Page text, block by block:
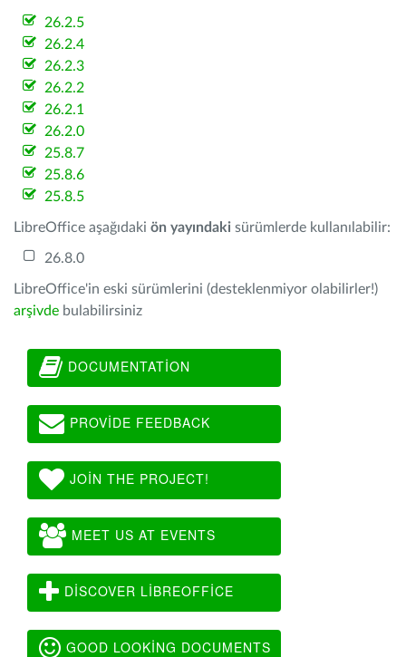
26.2.5
26.2.4
26.2.3
26.2.2
26.2.1
26.2.0
25.8.7
25.8.6
25.8.5
LibreOffice aşağıdaki ön yayındaki sürümlerde kullanılabilir:
26.8.0
LibreOffice'in eski sürümlerini (desteklenmiyor olabilirler!)
arşivde bulabilirsiniz
DOCUMENTATION
PROVIDE FEEDBACK
JOIN THE PROJECT!
MEET US AT EVENTS
DISCOVER LIBREOFFICE
GOOD LOOKING DOCUMENTS